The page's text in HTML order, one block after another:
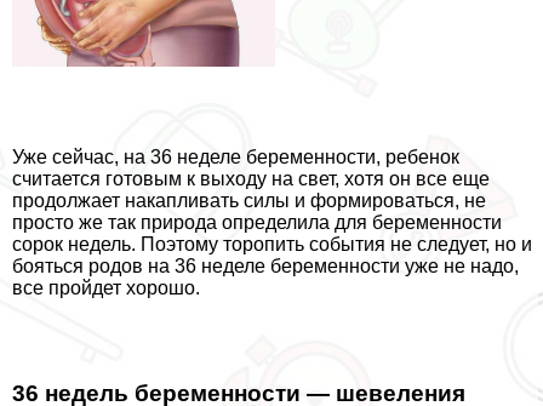
Уже сейчас, на 36 неделе беременности, ребенок
считается готовым к выходу на свет, хотя он все еще
продолжает накапливать силы и формироваться, не
просто же так природа определила для беременности
сорок недель. Поэтому торопить события не следует, но и
бояться родов на 36 неделе беременности уже не надо,
все пройдет хорошо.
36 недель беременности — шевеления